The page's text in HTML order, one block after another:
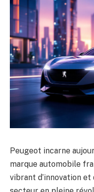
Peugeot incarne
marque automobile
vibrant d’innovation